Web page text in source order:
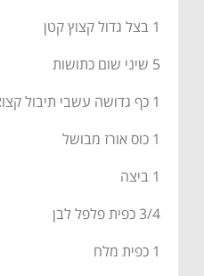
1 בצל גדול קצוץ קטן
5 שיני שום כתושות
1 כף גדושה עשבי תיבול קצוצים (אנחנו השתמשנו בשמיר ופטרוזיליה הפעם)
1 כוס אורז מבושל
1 ביצה
3/4 כפית פלפל לבן
1 כפית מלח